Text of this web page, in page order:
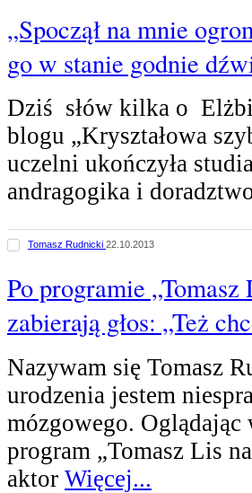
„Spoczął na mnie
go w stanie godnie
Dziś słów kilka o
blogu „Kryształowa
uczelni ukończyła
andragogika i
Tomasz Rudnicki 22.10.2013
Po programie
zabierają głos: „Też
Nazywam się Tomasz
urodzenia jestem
mózgowego.
program „Tomasz Lis
aktor Więcej...